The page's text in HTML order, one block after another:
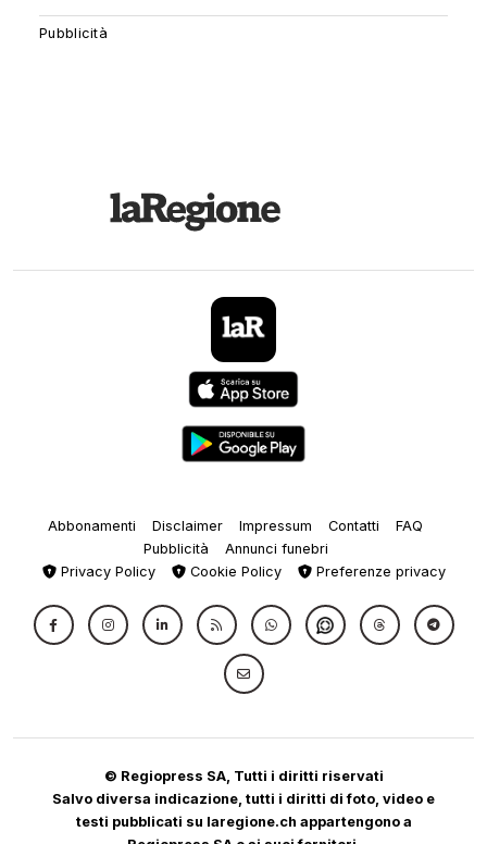
Abbonamenti Disclaimer Impressum Contatti
FAQ
Pubblicità
Annunci funebri
Privacy Policy
Cookie Policy Preferenze privacy
© Regiopress SA, Tutti i diritti riservati
Salvo diversa indicazione, tutti i diritti di foto, video e
testi pubblicati su laregione.ch appartengono a